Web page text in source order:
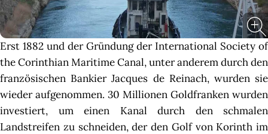
Erst 1882 und der Gründung der International Society of
the Corinthian Maritime Canal, unter anderem durch den
französischen Bankier Jacques de Reinach, wurden sie
wieder aufgenommen. 30 Millionen Goldfranken wurden
investiert, um einen Kanal durch den schmalen
Landstreifen zu schneiden, der den Golf von Korinth im